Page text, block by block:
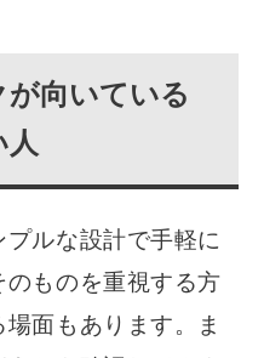
向いている
人
ルな設計で手軽に
ものを重視する方
面もあります。ま